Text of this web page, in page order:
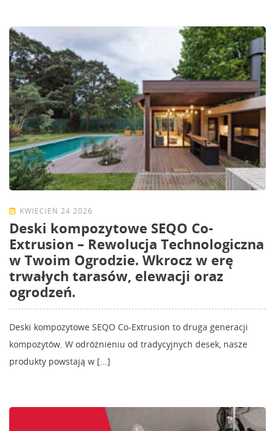
KWIECIEŃ 24 2026
Deski kompozytowe SEQO Co-
Extrusion – Rewolucja Technologiczna
w Twoim Ogrodzie. Wkrocz w erę
trwałych tarasów, elewacji oraz
ogrodzeń.
Deski kompozytowe SEQO Co-Extrusion to druga generacji
kompozytów. W odróżnieniu od tradycyjnych desek, nasze
produkty powstają w [...]